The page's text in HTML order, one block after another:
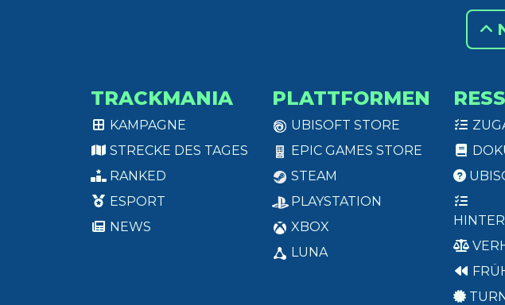
TRACKMANIA
KAMPAGNE
STRECKE DES TAGES
RANKED
ESPORT
NEWS
PLATTFORMEN
UBISOFT STORE
EPIC GAMES STORE
STEAM
PLAYSTATION
XBOX
LUNA